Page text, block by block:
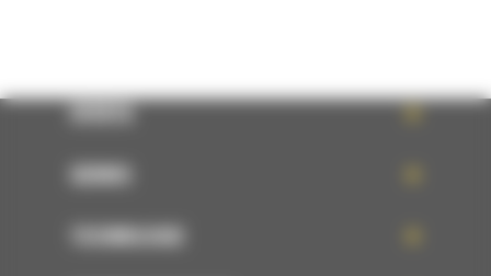
OFERTA
SERWIS
TECHNOLOGIE